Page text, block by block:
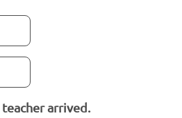
teacher arrived.